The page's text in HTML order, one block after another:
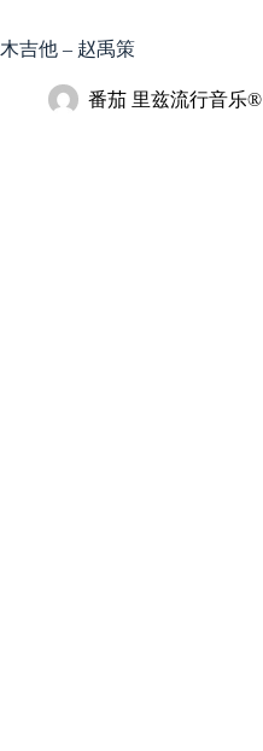
至
内
木吉他 – 赵禹策
番茄 里兹流行音乐®